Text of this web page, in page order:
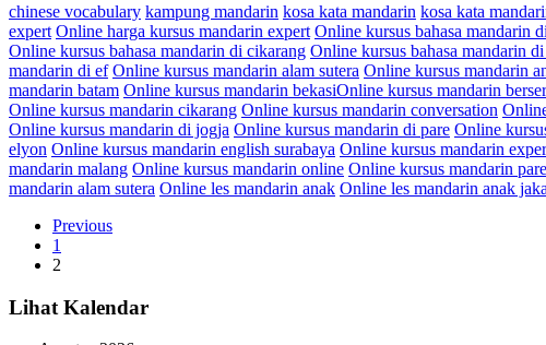
chinese vocabulary kampung mandarin kosa kata mandarin kosa kata
expert Online harga kursus mandarin expert Online kursus bahasa mandarin di
Online kursus bahasa mandarin di cikarang Online kursus bahasa mandarin
mandarin di ef Online kursus mandarin alam sutera Online kursus mandarin
mandarin batam Online kursus mandarin bekasiOnline kursus mandarin
Online kursus mandarin cikarang Online kursus mandarin conversation
Online kursus mandarin di jogja Online kursus mandarin di pare Online
elyon Online kursus mandarin english surabaya Online kursus mandarin
mandarin malang Online kursus mandarin online Online kursus mandarin
mandarin alam sutera Online les mandarin anak Online les mandarin anak
Previous
1
2
Lihat Kalendar